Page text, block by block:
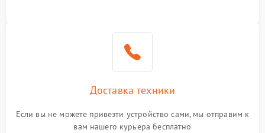
Доставка техники
Если вы не можете привезти устройство сами, мы отправим к
вам нашего курьера бесплатно